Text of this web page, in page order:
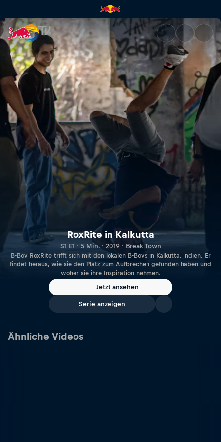
RoxRite in Kalkutta | Red Bull
RoxRite in Kalkutta
S1 E1 · 5 Min. · 2019 · Break Town
B-Boy RoxRite trifft sich mit den lokalen B-Boys in Kalkutta, Indien. Er
findet heraus, wie sie den Platz zum Aufbrechen gefunden haben und
woher sie ihre Inspiration nehmen.
Jetzt ansehen
Serie anzeigen
Ähnliche Videos